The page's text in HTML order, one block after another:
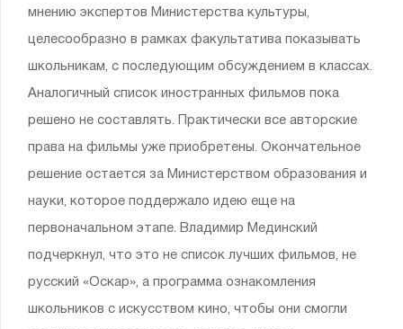
мнению экспертов Министерства культуры,
целесообразно в рамках факультатива показывать
школьникам, с последующим обсуждением в классах.
Аналогичный список иностранных фильмов пока
решено не составлять. Практически все авторские
права на фильмы уже приобретены. Окончательное
решение остается за Министерством образования и
науки, которое поддержало идею еще на
первоначальном этапе. Владимир Мединский
подчеркнул, что это не список лучших фильмов, не
русский «Оскар», а программа ознакомления
школьников с искусством кино, чтобы они смогли